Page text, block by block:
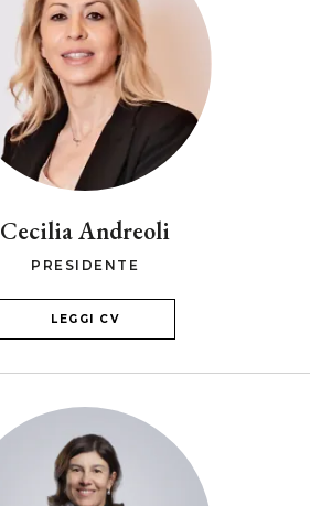
Cecilia Andreoli
PRESIDENTE
LEGGI CV